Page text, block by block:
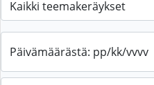
Päivämäärästä: pp/kk/vvvv